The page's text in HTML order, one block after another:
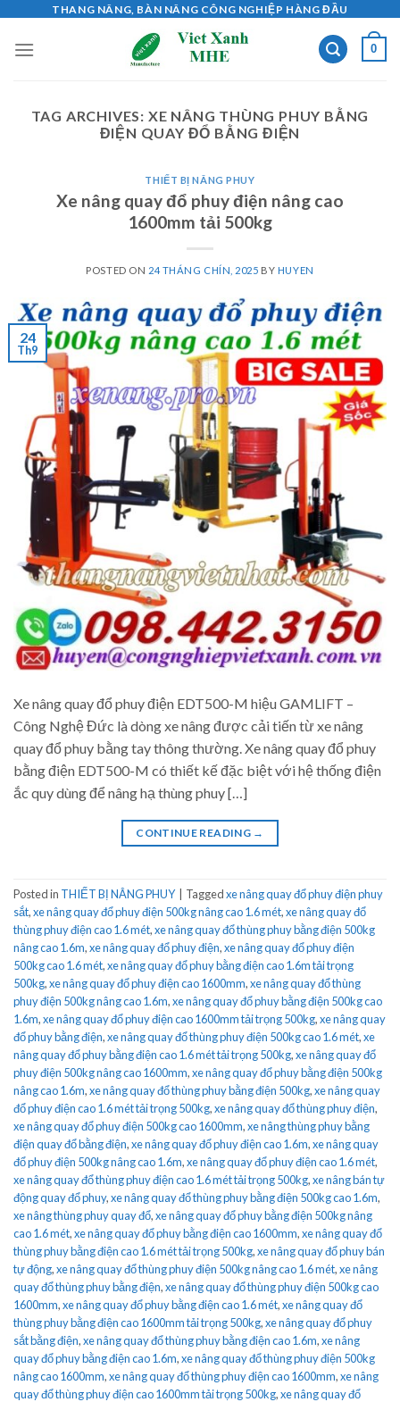
content
THANG NÂNG, BÀN NÂNG CÔNG NGHIỆP HÀNG ĐẦU
0
TAG ARCHIVES: XE NÂNG THÙNG PHUY BẰNG
ĐIỆN QUAY ĐỔ BẰNG ĐIỆN
THIẾT BỊ NÂNG PHUY
Xe nâng quay đổ phuy điện nâng cao
1600mm tải 500kg
POSTED ON 24 THÁNG CHÍN, 2025 BY HUYEN
24
Th9
Xe nâng quay đổ phuy điện EDT500-M hiệu GAMLIFT –
Công Nghệ Đức là dòng xe nâng được cải tiến từ xe nâng
quay đổ phuy bằng tay thông thường. Xe nâng quay đổ phuy
bằng điện EDT500-M có thiết kế đặc biệt với hệ thống điện
ắc quy dùng để nâng hạ thùng phuy […]
CONTINUE READING →
Posted in THIẾT BỊ NÂNG PHUY Taggedxe nâng quay đổ phuy điện phuy
sắt,xe nâng quay đổ phuy điện 500kg nâng cao 1.6 mét,xe nâng quay đổ
thùng phuy điện cao 1.6 mét,xe nâng quay đổ thùng phuy bằng điện 500kg
nâng cao 1.6m,xe nâng quay đổ phuy điện,xe nâng quay đổ phuy điện
500kg cao 1.6 mét,xe nâng quay đổ phuy bằng điện cao 1.6m tải trọng
500kg,xe nâng quay đổ phuy điện cao 1600mm,xe nâng quay đổ thùng
phuy điện 500kg nâng cao 1.6m,xe nâng quay đổ phuy bằng điện 500kg cao
1.6m,xe nâng quay đổ phuy điện cao 1600mm tải trọng 500kg,xe nâng quay
đổ phuy bằng điện,xe nâng quay đổ thùng phuy điện 500kg cao 1.6 mét,xe
nâng quay đổ phuy bằng điện cao 1.6 mét tải trọng 500kg,xe nâng quay đổ
phuy điện 500kg nâng cao 1600mm,xe nâng quay đổ phuy bằng điện 500kg
nâng cao 1.6m,xe nâng quay đổ thùng phuy bằng điện 500kg,xe nâng quay
đổ phuy điện cao 1.6 mét tải trọng 500kg,xe nâng quay đổ thùng phuy điện,
xe nâng quay đổ phuy điện 500kg cao 1600mm,xe nâng thùng phuy bằng
điện quay đổ bằng điện,xe nâng quay đổ phuy điện cao 1.6m,xe nâng quay
đổ phuy điện 500kg nâng cao 1.6m,xe nâng quay đổ phuy điện cao 1.6 mét,
xe nâng quay đổ thùng phuy điện cao 1.6 mét tải trọng 500kg,xe nâng bán tự
động quay đổ phuy,xe nâng quay đổ thùng phuy bằng điện 500kg cao 1.6m,
xe nâng thùng phuy quay đổ,xe nâng quay đổ phuy bằng điện 500kg nâng
cao 1.6 mét,xe nâng quay đổ phuy bằng điện cao 1600mm,xe nâng quay đổ
thùng phuy bằng điện cao 1.6 mét tải trọng 500kg,xe nâng quay đổ phuy bán
tự động,xe nâng quay đổ thùng phuy điện 500kg nâng cao 1.6 mét,xe nâng
quay đổ thùng phuy bằng điện,xe nâng quay đổ thùng phuy điện 500kg cao
1600mm,xe nâng quay đổ phuy bằng điện cao 1.6 mét,xe nâng quay đổ
thùng phuy bằng điện cao 1600mm tải trọng 500kg,xe nâng quay đổ phuy
sắt bằng điện,xe nâng quay đổ thùng phuy bằng điện cao 1.6m,xe nâng
quay đổ phuy bằng điện cao 1.6m,xe nâng quay đổ thùng phuy điện 500kg
nâng cao 1600mm,xe nâng quay đổ thùng phuy điện cao 1600mm,xe nâng
quay đổ thùng phuy điện cao 1600mm tải trọng 500kg,xe nâng quay đổ